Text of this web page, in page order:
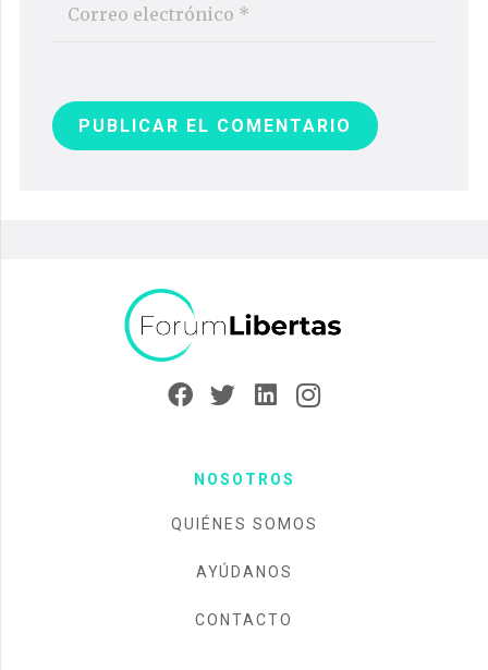
PUBLICAR EL COMENTARIO
NOSOTROS
QUIÉNES SOMOS
AYÚDANOS
CONTACTO